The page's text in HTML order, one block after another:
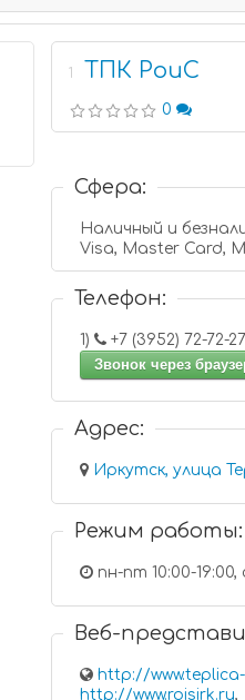
1 ТПК РоиС
0
Сфера:
Наличный и
Visa, Master Card,
Телефон:
1)
+7 (3952) 72-72-27
Звонок через
Адрес:
Режим работы:
пн-пт 10:00-19:00,
Веб-
http://
http://www.roisirk.ru,